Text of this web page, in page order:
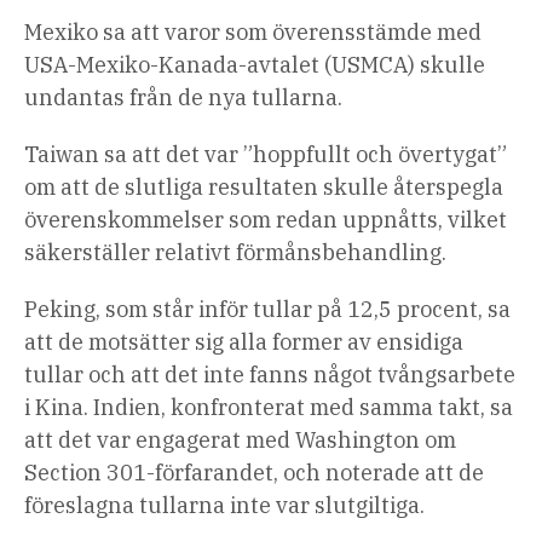
Mexiko sa att varor som överensstämde med
USA-Mexiko-Kanada-avtalet (USMCA) skulle
undantas från de nya tullarna.
Taiwan sa att det var ”hoppfullt och övertygat”
om att de slutliga resultaten skulle återspegla
överenskommelser som redan uppnåtts, vilket
säkerställer relativt förmånsbehandling.
Peking, som står inför tullar på 12,5 procent, sa
att de motsätter sig alla former av ensidiga
tullar och att det inte fanns något tvångsarbete
i Kina. Indien, konfronterat med samma takt, sa
att det var engagerat med Washington om
Section 301-förfarandet, och noterade att de
föreslagna tullarna inte var slutgiltiga.